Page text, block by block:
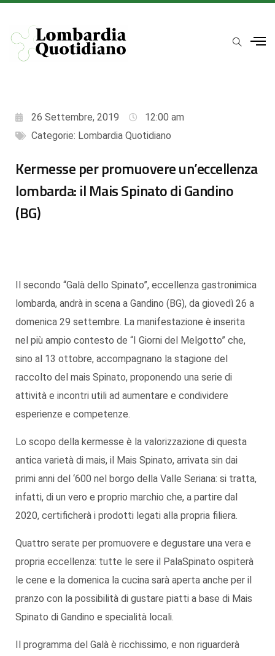
26 Settembre, 2019
12:00 am
Categorie: Lombardia Quotidiano
Kermesse per promuovere un’eccellenza
lombarda: il Mais Spinato di Gandino
(BG)
Il secondo “Galà dello Spinato”, eccellenza gastronimica
lombarda, andrà in scena a Gandino (BG), da giovedì 26 a
domenica 29 settembre. La manifestazione è inserita
nel più ampio contesto de “I Giorni del Melgotto” che,
sino al 13 ottobre, accompagnano la stagione del
raccolto del mais Spinato, proponendo una serie di
attività e incontri utili ad aumentare e condividere
esperienze e competenze.
Lo scopo della kermesse è la valorizzazione di questa
antica varietà di mais, il Mais Spinato, arrivata sin dai
primi anni del ‘600 nel borgo della Valle Seriana: si tratta,
infatti, di un vero e proprio marchio che, a partire dal
2020, certificherà i prodotti legati alla propria filiera.
Quattro serate per promuovere e degustare una vera e
propria eccellenza: tutte le sere il PalaSpinato ospiterà
le cene e la domenica la cucina sarà aperta anche per il
pranzo con la possibilità di gustare piatti a base di Mais
Spinato di Gandino e specialità locali.
Il programma del Galà è ricchissimo, e non riguarderà